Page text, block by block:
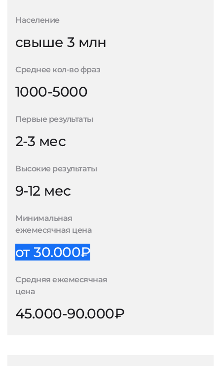
Население
свыше 3 млн
Среднее кол-во фраз
1000-5000
Первые результаты
2-3 мес
Высокие результаты
9-12 мес
Минимальная
ежемесячная цена
от 30.000₽
Средняя ежемесячная
цена
45.000-90.000₽